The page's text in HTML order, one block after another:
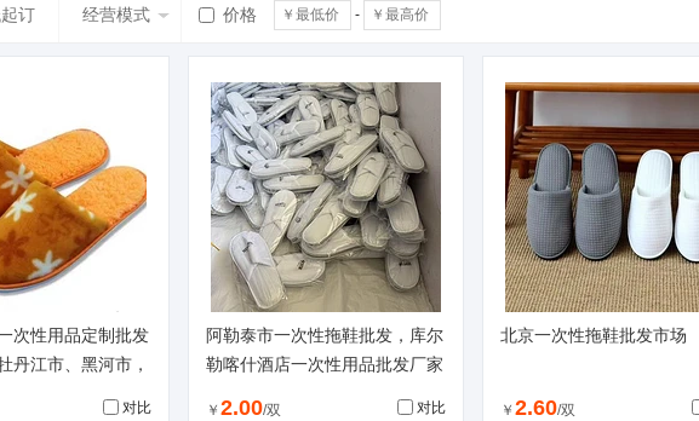
订 经营模式 价格 -
次性用品定制批发
丹江市、黑河市，
对比
阿勒泰市一次性拖鞋批发，库尔
勒喀什酒店一次性用品批发厂家
￥ 2.00/双 对比
北京一次性拖鞋批发市场
￥ 2.60/双